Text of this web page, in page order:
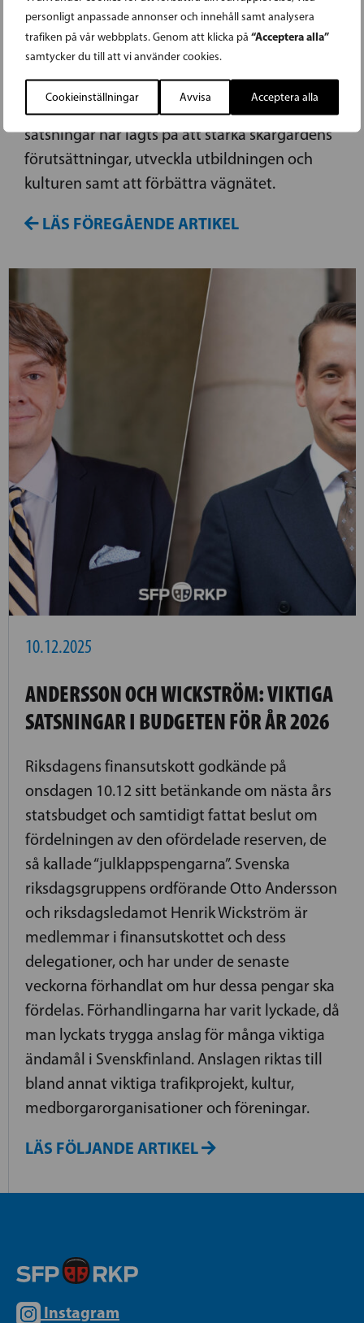
personligt anpassade annonser och innehåll samt analysera
trafiken på vår webbplats. Genom att klicka på “Acceptera alla”
samtycker du till att vi använder cookies.
Cookieinställningar Avvisa Acceptera alla
Ollikainen, Anders Norrback, Christoffer Ingo
och Joakim Strand (SFP) genom effektivt
samarbete lyckats tala för Österbottens sak,
vilket lett till att Österbotten är starkt
representerat i satsningarna. Särskilda
satsningar har lagts på att stärka skärgårdens
förutsättningar, utveckla utbildningen och
kulturen samt att förbättra vägnätet.
LÄS FÖREGÅENDE ARTIKEL
10.12.2025
ANDERSSON OCH WICKSTRÖM: VIKTIGA
SATSNINGAR I BUDGETEN FÖR ÅR 2026
Riksdagens finansutskott godkände på
onsdagen 10.12 sitt betänkande om nästa års
statsbudget och samtidigt fattat beslut om
fördelningen av den ofördelade reserven, de
så kallade “julklappspengarna”. Svenska
riksdagsgruppens ordförande Otto Andersson
och riksdagsledamot Henrik Wickström är
medlemmar i finansutskottet och dess
delegationer, och har under de senaste
veckorna förhandlat om hur dessa pengar ska
fördelas. Förhandlingarna har varit lyckade, då
man lyckats trygga anslag för många viktiga
ändamål i Svenskfinland. Anslagen riktas till
bland annat viktiga trafikprojekt, kultur,
medborgarorganisationer och föreningar.
LÄS FÖLJANDE ARTIKEL
Instagram